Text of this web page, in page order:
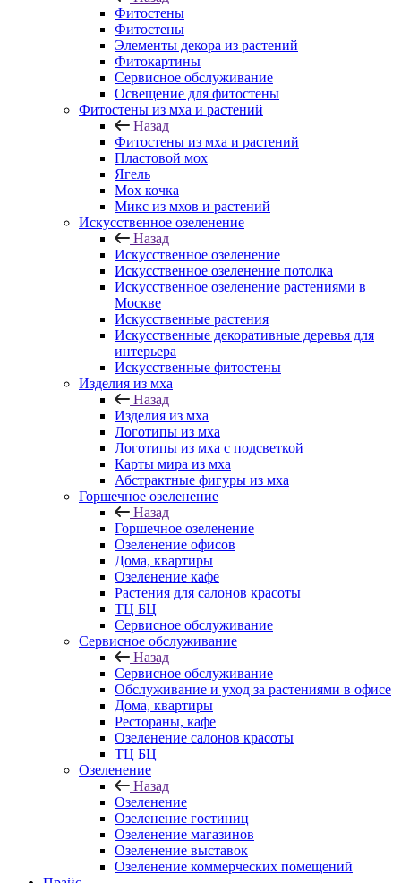
Фитостены
Фитостены
Элементы декора из растений
Фитокартины
Сервисное обслуживание
Освещение для фитостены
Фитостены из мха и растений
Назад
Фитостены из мха и растений
Пластовой мох
Ягель
Мох кочка
Микс из мхов и растений
Искусственное озеленение
Назад
Искусственное озеленение
Искусственное озеленение потолка
Искусственное озеленение растениями в
Москве
Искусственные растения
Искусственные декоративные деревья для
интерьера
Искусственные фитостены
Изделия из мха
Назад
Изделия из мха
Логотипы из мха
Логотипы из мха с подсветкой
Карты мира из мха
Абстрактные фигуры из мха
Горшечное озеленение
Назад
Горшечное озеленение
Озеленение офисов
Дома, квартиры
Озеленение кафе
Растения для салонов красоты
ТЦ БЦ
Сервисное обслуживание
Сервисное обслуживание
Назад
Сервисное обслуживание
Обслуживание и уход за растениями в офисе
Дома, квартиры
Рестораны, кафе
Озеленение салонов красоты
ТЦ БЦ
Озеленение
Назад
Озеленение
Озеленение гостиниц
Озеленение магазинов
Озеленение выставок
Озеленение коммерческих помещений